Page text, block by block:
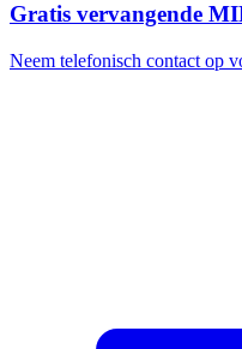
Gratis vervangende
Neem telefonisch contact op